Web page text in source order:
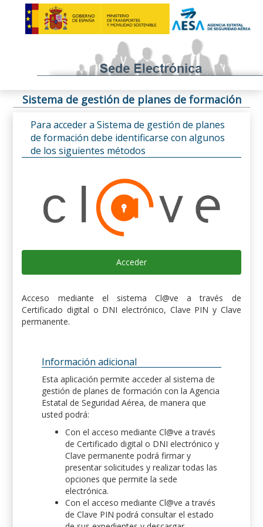
Sistema de gestión de planes de formación
Para acceder a Sistema de gestión de planes
de formación debe identificarse con algunos
de los siguientes métodos
Acceder
Acceso mediante el sistema Cl@ve a través de
Certificado digital o DNI electrónico, Clave PIN y Clave
permanente.
Información adicional
Esta aplicación permite acceder al sistema de
gestión de planes de formación con la Agencia
Estatal de Seguridad Aérea, de manera que
usted podrá:
Con el acceso mediante Cl@ve a través
de Certificado digital o DNI electrónico y
Clave permanente podrá firmar y
presentar solicitudes y realizar todas las
opciones que permite la sede
electrónica.
Con el acceso mediante Cl@ve a través
de Clave PIN podrá consultar el estado